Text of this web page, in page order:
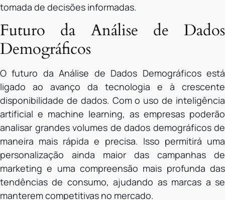
tomada de decisões informadas.
Futuro da Análise de Dados
Demográficos
O futuro da Análise de Dados Demográficos está
ligado ao avanço da tecnologia e à crescente
disponibilidade de dados. Com o uso de inteligência
artificial e machine learning, as empresas poderão
analisar grandes volumes de dados demográficos de
maneira mais rápida e precisa. Isso permitirá uma
personalização ainda maior das campanhas de
marketing e uma compreensão mais profunda das
tendências de consumo, ajudando as marcas a se
manterem competitivas no mercado.